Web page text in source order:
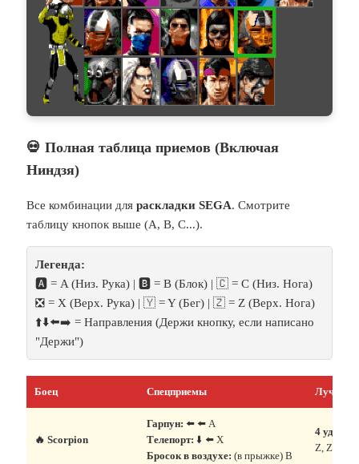
💀 Полная таблица приемов (Включая
Ниндзя)
Все комбинации для раскладки SEGA. Смотрите
таблицу кнопок выше (A, B, C...).
Легенда:
🅰️ = A (Низ. Рука) | 🅱️ = B (Блок) | 🇨 = C (Низ. Нога)
❎ = X (Верх. Рука) | 🇾 = Y (Бег) | 🇿 = Z (Верх. Нога)
⬆️⬇️⬅️➡️ = Направления (Держи кнопку, если написано
"Держи")
Боец Спецприемы Лучшее
🔥 Scorpion
Гарпун: ⬅️ ⬅️ A
Телепорт: ⬇️ ⬅️ X
Бросок в воздухе: (в прыжке) B
4 удара:
Z, Z, C, C